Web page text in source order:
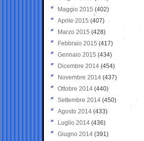
Maggio 2015 (402)
Aprile 2015 (407)
Marzo 2015 (428)
Febbraio 2015 (417)
Gennaio 2015 (434)
Dicembre 2014 (454)
Novembre 2014 (437)
Ottobre 2014 (440)
Settembre 2014 (450)
Agosto 2014 (433)
Luglio 2014 (436)
Giugno 2014 (391)